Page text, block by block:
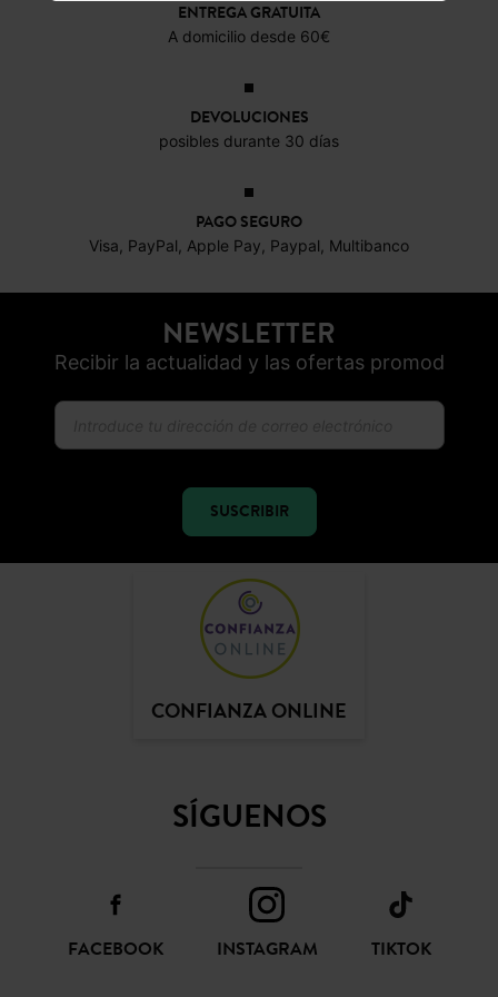
ENTREGA GRATUITA
A domicilio desde 60€
DEVOLUCIONES
posibles durante 30 días
PAGO SEGURO
NEWSLETTER
SUSCRIBIR
SÍGUENOS